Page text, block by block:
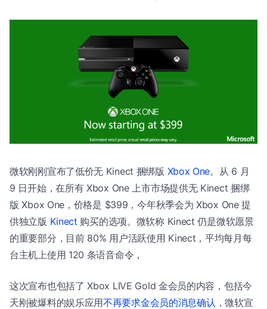
微软刚刚宣布了低价无 Kinect 捆绑版 Xbox One。从 6 月
9 日开始，在所有 Xbox One 上市市场提供无 Kinect 捆绑
版 Xbox One，价格是 $399，今年秋季会为 Xbox One 提
供独立版 Kinect 购买的选项。微软称 Kinect 仍是微软愿景
的重要部分，目前 80% 用户活跃使用 Kinect，平均每月每
台主机上使用 120 条语音命令，
这次宣布也包括了 Xbox LIVE Gold 金会员的内容，包括今
天刚被爆料的娱乐应用不再要求金会员的消息确认 ，微软宣